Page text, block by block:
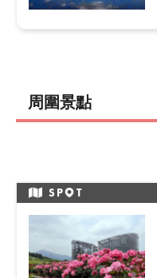
周圍景點
SP T